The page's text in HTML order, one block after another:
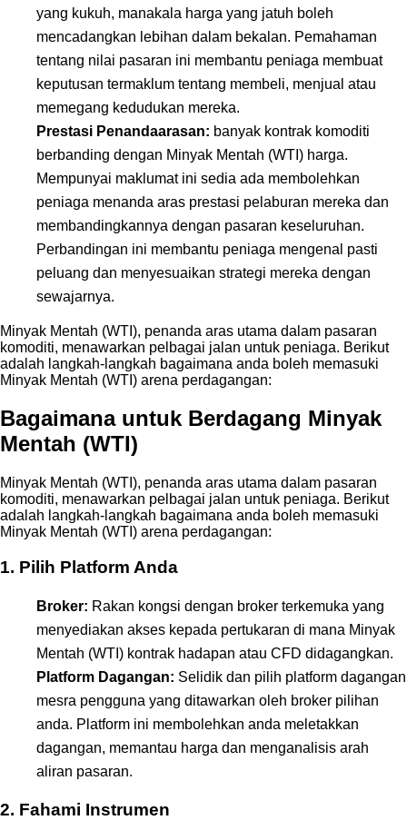
yang kukuh, manakala harga yang jatuh boleh
mencadangkan lebihan dalam bekalan. Pemahaman
tentang nilai pasaran ini membantu peniaga membuat
keputusan termaklum tentang membeli, menjual atau
memegang kedudukan mereka.
Prestasi Penandaarasan: banyak kontrak komoditi
berbanding dengan Minyak Mentah (WTI) harga.
Mempunyai maklumat ini sedia ada membolehkan
peniaga menanda aras prestasi pelaburan mereka dan
membandingkannya dengan pasaran keseluruhan.
Perbandingan ini membantu peniaga mengenal pasti
peluang dan menyesuaikan strategi mereka dengan
sewajarnya.
Minyak Mentah (WTI), penanda aras utama dalam pasaran
komoditi, menawarkan pelbagai jalan untuk peniaga. Berikut
adalah langkah-langkah bagaimana anda boleh memasuki
Minyak Mentah (WTI) arena perdagangan:
Bagaimana untuk Berdagang Minyak
Mentah (WTI)
Minyak Mentah (WTI), penanda aras utama dalam pasaran
komoditi, menawarkan pelbagai jalan untuk peniaga. Berikut
adalah langkah-langkah bagaimana anda boleh memasuki
Minyak Mentah (WTI) arena perdagangan:
1. Pilih Platform Anda
Broker: Rakan kongsi dengan broker terkemuka yang
menyediakan akses kepada pertukaran di mana Minyak
Mentah (WTI) kontrak hadapan atau CFD didagangkan.
Platform Dagangan: Selidik dan pilih platform dagangan
mesra pengguna yang ditawarkan oleh broker pilihan
anda. Platform ini membolehkan anda meletakkan
dagangan, memantau harga dan menganalisis arah
aliran pasaran.
2. Fahami Instrumen